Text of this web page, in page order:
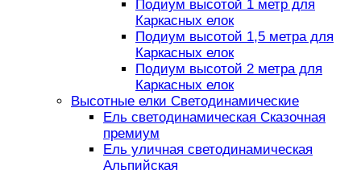
Подиум высотой 1 метр для
Каркасных елок
Подиум высотой 1,5 метра для
Каркасных елок
Подиум высотой 2 метра для
Каркасных елок
Высотные елки Светодинамические
Ель светодинамическая Сказочная
премиум
Ель уличная светодинамическая
Альпийская